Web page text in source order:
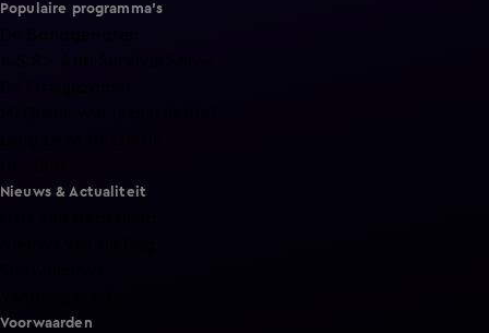
Populaire programma's
Nieuws & Actualiteit
Voorwaarden